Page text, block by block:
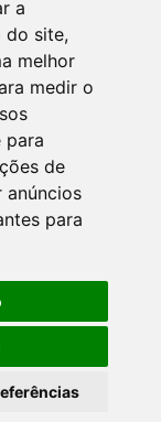
a
do site,
melhor
medir o
para
de
anúncios
para
comercial
às 19h.